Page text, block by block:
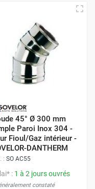
45° Ø 300 mm
Paroi Inox 304 -
Fioul/Gaz intérieur -
DANTHERM
: SO AC55
: 1 à 2 jours ouvrés
constaté